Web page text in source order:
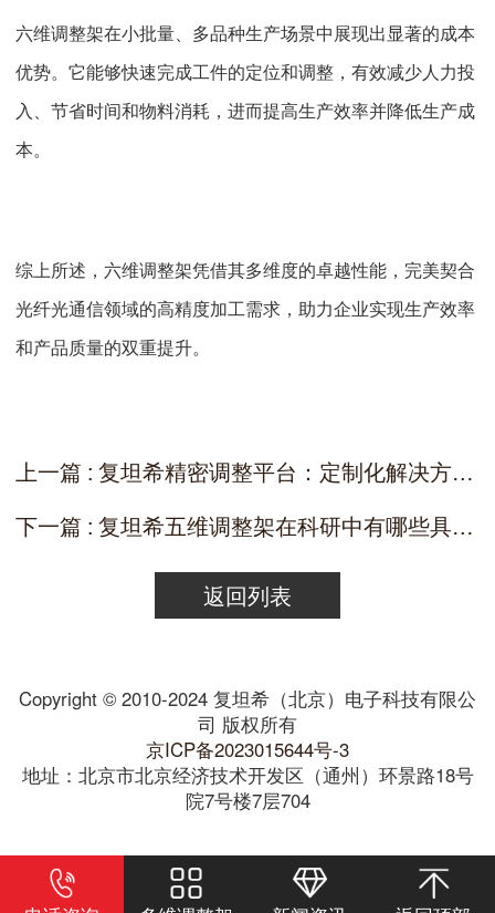
六维调整架在小批量、多品种生产场景中展现出显著的成本
优势。它能够快速完成工件的定位和调整，有效减少人力投
入、节省时间和物料消耗，进而提高生产效率并降低生产成
本。
综上所述，六维调整架凭借其多维度的卓越性能，完美契合
光纤光通信领域的高精度加工需求，助力企业实现生产效率
和产品质量的双重提升。
上一篇 : 复坦希精密调整平台：定制化解决方案与质量保障
下一篇 : 复坦希五维调整架在科研中有哪些具体应用？
返回列表
Copyright © 2010-2024 复坦希（北京）电子科技有限公
司 版权所有
京ICP备2023015644号-3
地址：北京市北京经济技术开发区（通州）环景路18号
院7号楼7层704